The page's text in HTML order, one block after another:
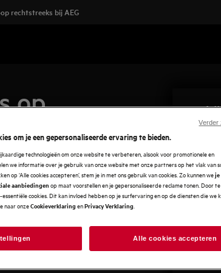
rechtstreeks bij AEG
op
duren voor je een reactie
wil worden.
vragen
AEG
02/
Adres
om je een gepersonaliseerde ervaring te bieden.
technologieën om onze website te verbeteren, alsook voor promotionele en
we informatie over je gebruik van onze website met onze partners op het vlak van
op ‘Alle cookies accepteren’, stem je in met ons gebruik van cookies. Zo kunnen we
aanbiedingenop maat voorstellen en je gepersonaliseerde reclame tonen. Door
cookies. Dit kan invloed hebben op je surfervaring en op de diensten die we
naar onzeCookieverklaring enPrivacy Verklaring
Alle cookies accepteren
Verder